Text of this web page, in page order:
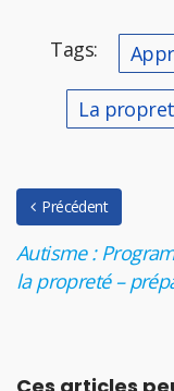
Tags:
La
Précédent
Autisme :
la propreté –